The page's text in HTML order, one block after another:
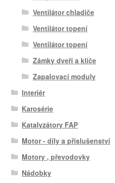
Ventilátor chladiče
Ventilátor topení
Ventilátor topení
Zámky dveří a klíče
Zapalovací moduly
Interiér
Karosérie
Katalyzátory FAP
Motor - díly a příslušenství
Motory , převodovky
Nádobky